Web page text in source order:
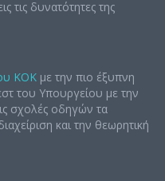
τις δυνατότητες της
ΚΟΚ με την πιο έξυπνη
του Υπουργείου με την
σχολές οδηγών τα
και την θεωρητική